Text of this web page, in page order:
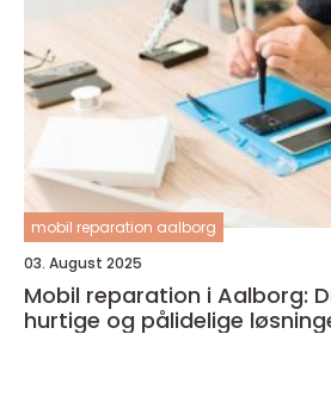
mobil reparation aalborg
03. August 2025
Mobil reparation i Aalborg:
hurtige og pålidelige